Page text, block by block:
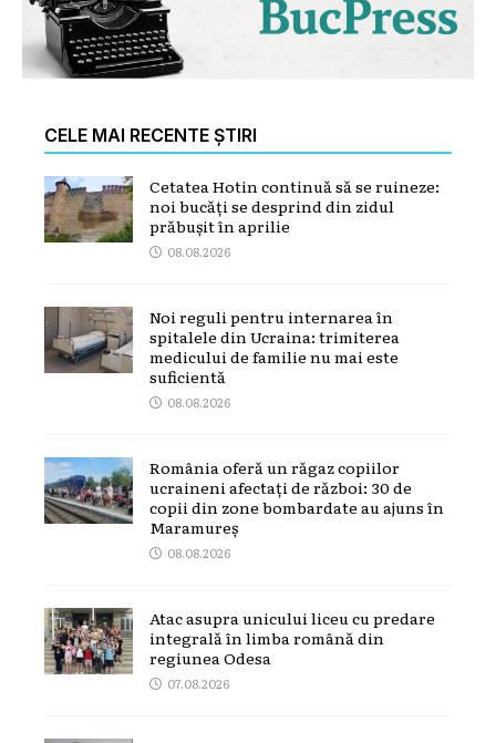
CELE MAI RECENTE ȘTIRI
Cetatea Hotin continuă să se ruineze:
noi bucăți se desprind din zidul
prăbușit în aprilie
08.08.2026
Noi reguli pentru internarea în
spitalele din Ucraina: trimiterea
medicului de familie nu mai este
suficientă
08.08.2026
România oferă un răgaz copiilor
ucraineni afectați de război: 30 de
copii din zone bombardate au ajuns în
Maramureș
08.08.2026
Atac asupra unicului liceu cu predare
integrală în limba română din
regiunea Odesa
07.08.2026